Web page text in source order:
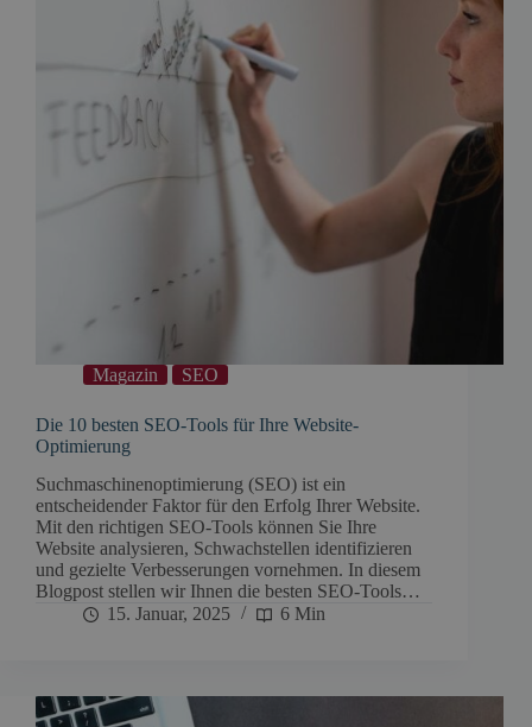
Magazin SEO
Die 10 besten SEO-Tools für Ihre Website-
Optimierung
Suchmaschinenoptimierung (SEO) ist ein
entscheidender Faktor für den Erfolg Ihrer Website.
Mit den richtigen SEO-Tools können Sie Ihre
Website analysieren, Schwachstellen identifizieren
und gezielte Verbesserungen vornehmen. In diesem
Blogpost stellen wir Ihnen die besten SEO-Tools…
15. Januar, 2025
6 Min